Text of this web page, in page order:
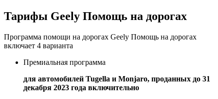
Тарифы Geely Помощь на дорогах
Программа помощи на дорогах Geely Помощь на дорогах
включает 4 варианта
Премиальная программа
для автомобилей Tugella и Monjaro, проданных до 31
декабря 2023 года включительно